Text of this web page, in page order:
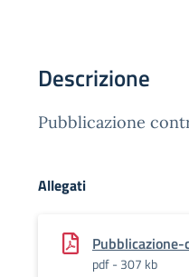
Descrizione
Pubblicazione
Allegati
pdf - 307 kb